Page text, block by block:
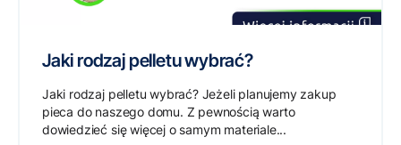
Jaki rodzaj pelletu wybrać?
Jaki rodzaj pelletu wybrać? Jeżeli planujemy zakup
pieca do naszego domu. Z pewnością warto
dowiedzieć się więcej o samym materiale...